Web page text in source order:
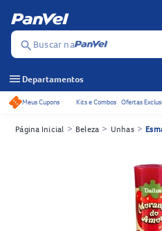
search Buscar na
menu Departamentos
Meus Cupons Kits e Combos Ofertas
Página Inicial > Beleza > Unhas >